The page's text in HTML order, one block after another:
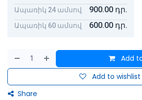
Ապառիկ 24 ամսով 900.00 դր.
Ապառիկ 60 ամսով 600.00 դր.
Add
Add to wishlist
Share